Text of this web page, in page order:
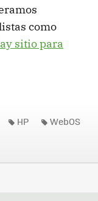
como
sitio para
HP WebOS